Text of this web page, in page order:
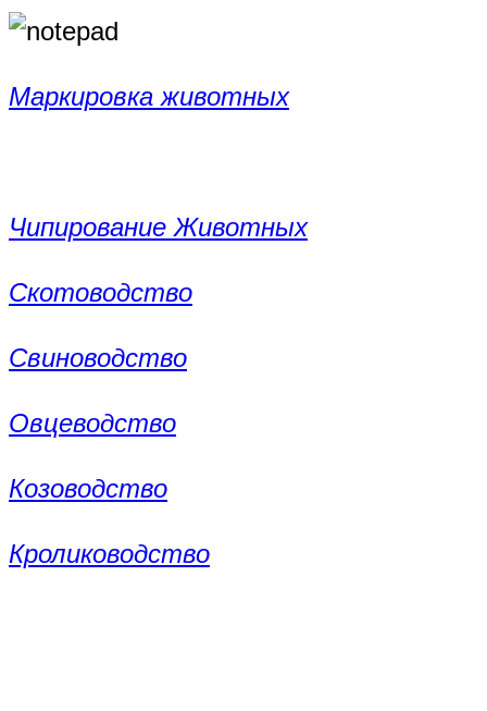
Маркировка животных
Чипирование Животных
Скотоводство
Свиноводство
Овцеводство
Козоводство
Кролиководство